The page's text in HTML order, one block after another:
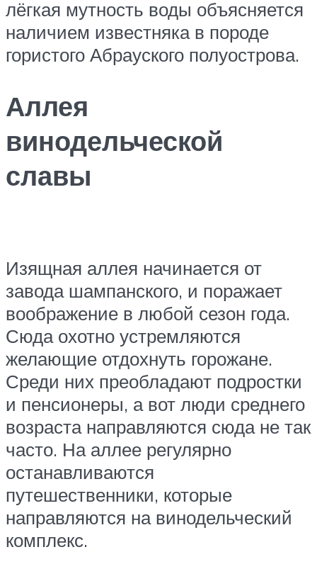
лёгкая мутность воды объясняется
наличием известняка в породе
гористого Абрауского полуострова.
Аллея
винодельческой
славы
Изящная аллея начинается от
завода шампанского, и поражает
воображение в любой сезон года.
Сюда охотно устремляются
желающие отдохнуть горожане.
Среди них преобладают подростки
и пенсионеры, а вот люди среднего
возраста направляются сюда не так
часто. На аллее регулярно
останавливаются
путешественники, которые
направляются на винодельческий
комплекс.